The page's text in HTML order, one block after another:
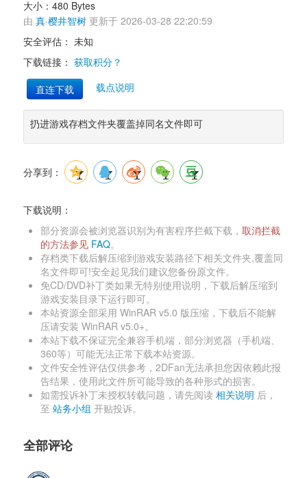
大小：480 Bytes
由 真·樱井智树 更新于 2026-03-28 22:20:59
安全评估： 未知
下载链接： 获取积分？
直连下载
载点说明
扔进游戏存档文件夹覆盖掉同名文件即可
分享到：
下载说明：
部分资源会被浏览器识别为有害程序拦截下载， 取消拦截
的方法参见 FAQ。
存档类下载后解压缩到游戏安装路径下相关文件夹,覆盖同
名文件即可!安全起见我们建议您备份原文件。
免CD/DVD补丁类如果无特别使用说明，下载后解压缩到
游戏安装目录下运行即可。
本站资源全部采用 WinRAR v5.0 版压缩，下载后不能解
压请安装 WinRAR v5.0+。
本站下载不保证完全兼容手机端，部分浏览器（手机端、
360等）可能无法正常下载本站资源。
文件安全性评估仅供参考，2DFan无法承担您因依赖此报
告结果，使用此文件所可能导致的各种形式的损害。
如需投诉补丁未授权转载问题，请先阅读 相关说明 后，
至 站务小组 开贴投诉。
全部评论